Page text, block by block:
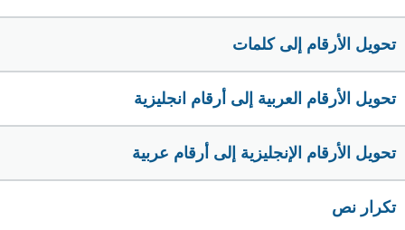
تحويل الأرقام إلى كلمات
تحويل الأرقام العربية إلى أرقام انجليزية
تحويل الأرقام الإنجليزية إلى أرقام عربية
تكرار نص